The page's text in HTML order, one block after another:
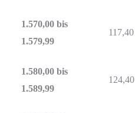
1.570,00 bis
1.579,99
117,40
1.580,00 bis
1.589,99
124,40